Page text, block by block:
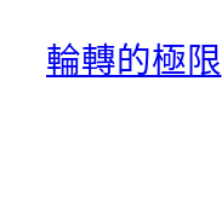
輪轉的極限